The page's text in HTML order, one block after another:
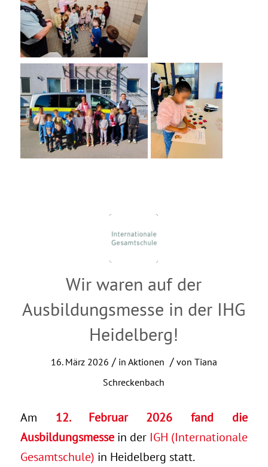
Wir waren auf der
Ausbildungsmesse in der IHG
Heidelberg!
16. März 2026 / in Aktionen / von Tiana
Schreckenbach
Am 12. Februar 2026 fand die
Ausbildungsmessein der IGH (Internationale
Gesamtschule) in Heidelberg statt.